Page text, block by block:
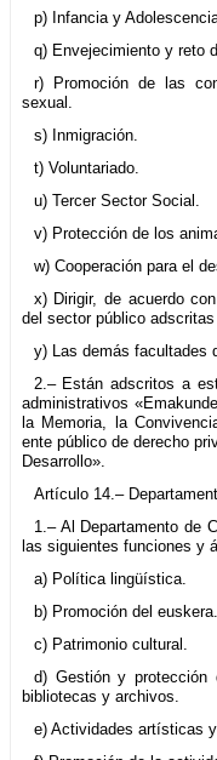
p) Infancia y
q) Envejecimiento y reto
r) Promoción de las
sexual.
s) Inmigración.
t) Voluntariado.
u) Tercer Sector Social.
v) Protección de los
w) Cooperación para el
x) Dirigir, de acuerdo
del sector público
y) Las demás facultades
2.– Están adscritos a
administrativos
la Memoria, la
ente público de derecho
Desarrollo».
Artículo 14.–
1.– Al Departamento de
las siguientes funciones y
a) Política lingüística.
b) Promoción del euskera.
c) Patrimonio cultural.
d) Gestión y protección
bibliotecas y archivos.
e) Actividades artísticas